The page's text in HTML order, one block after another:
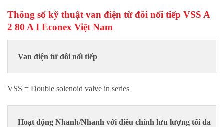
Thông số kỹ thuật van điện từ đôi nối tiếp VSS A
2 80 A I Econex Việt Nam
Van điện từ đôi nối tiếp
VSS = Double solenoid valve in series
Hoạt động Nhanh/Nhanh với điều chỉnh lưu lượng tối đa